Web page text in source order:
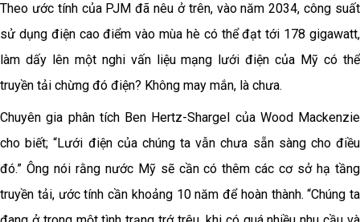
Theo ước tính của PJM đã nêu ở trên, vào năm 2034, công suất
sử dụng điện cao điểm vào mùa hè có thể đạt tới 178 gigawatt,
làm dấy lên một nghi vấn liệu mạng lưới điện của Mỹ có thể
truyền tải chừng đó điện? Không may mắn, là chưa.
Chuyên gia phân tích Ben Hertz-Shargel của Wood Mackenzie
cho biết; “Lưới điện của chúng ta vẫn chưa sẵn sàng cho điều
đó.” Ông nói rằng nước Mỹ sẽ cần có thêm các cơ sở hạ tầng
truyền tải, ước tính cần khoảng 10 năm để hoàn thành. “Chúng ta